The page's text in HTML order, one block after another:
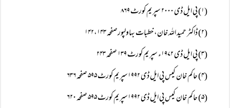
(۱) پی ایل ڈی ۲۰۰۰ سپریم کورٹ ۸۶۹
(۲) ڈاکٹر حمید اللہ خان، خطبات بہاولپورصفحہ ۱۴۲،۱۴۳
(۳) پی ایل ڈی ۱۹۷۲ء سپریم کورٹ ۱۳۹ صفحہ ۲۴۳
(۴) حاکم خان کیس پی ایل ڈی ۱۹۹۲سپریم کورٹ ۵۹۵ صفحہ ۶۳۶
(۵) حاکم خان کیس پی ایل ڈی ۱۹۹۲سپریم کورٹ ۵۹۵ صفحہ ۶۲۰